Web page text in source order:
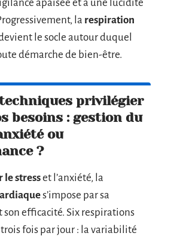
apaisée et à une lucidité
la respiration
le socle autour duquel
démarche de bien-être.
privilégier
besoins : gestion du
ou
?
le stresset l’anxiété, la
s’impose par sa
efficacité. Six respirations
fois par jour : la variabilité